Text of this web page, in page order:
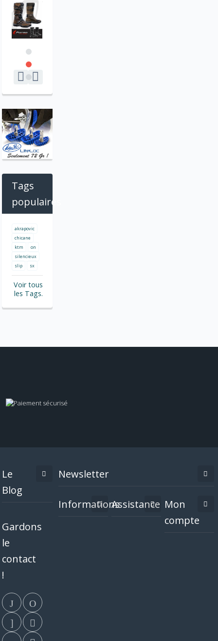
Tags
populaires
akrapovic
chicane
ktm
on
silencieux
slip
sx
Voir tous
les Tags.
Le
Blog
Gardons
le
contact
!
Newsletter
InformationsAssistance Mon
compte